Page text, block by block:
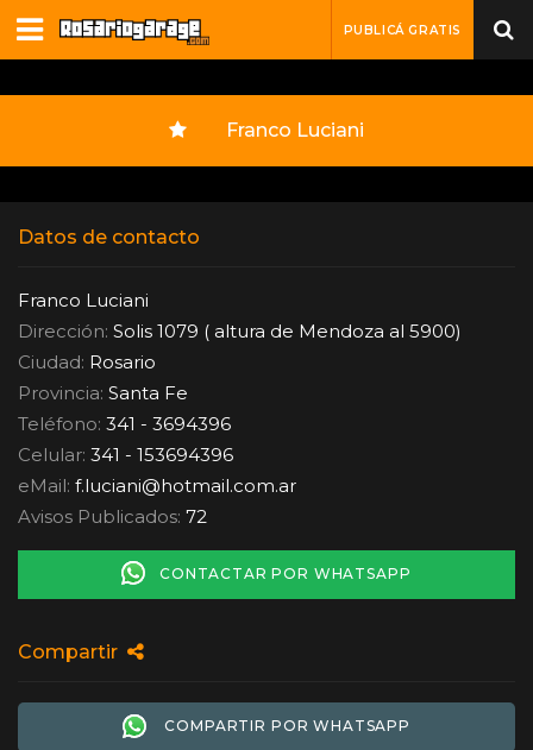
PUBLICÁ GRATIS
Franco Luciani
Datos de contacto
Franco Luciani
Dirección: Solis 1079 ( altura de Mendoza al 5900)
Ciudad: Rosario
Provincia: Santa Fe
Teléfono: 341 - 3694396
Celular: 341 - 153694396
eMail: f.luciani@hotmail.com.ar
Avisos Publicados: 72
CONTACTAR POR WHATSAPP
Compartir
COMPARTIR POR WHATSAPP